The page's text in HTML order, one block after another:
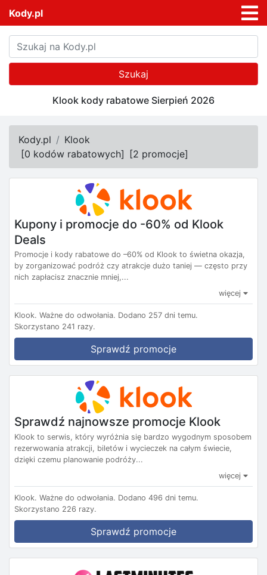
Kody.pl
Szukaj
Klook kody rabatowe Sierpień 2026
Kody.pl
Klook
[0 kodów rabatowych] [2 promocje]
Kupony i promocje do -60% od Klook
Deals
Promocje i kody rabatowe do –60% od Klook to świetna okazja,
by zorganizować podróż czy atrakcje dużo taniej — często przy
nich zapłacisz znacznie mniej,...
więcej
Klook. Ważne do odwołania. Dodano 257 dni temu.
Skorzystano 241 razy.
Sprawdź promocje
Sprawdź najnowsze promocje Klook
Klook to serwis, który wyróżnia się bardzo wygodnym sposobem
rezerwowania atrakcji, biletów i wycieczek na całym świecie,
dzięki czemu planowanie podróży...
więcej
Klook. Ważne do odwołania. Dodano 496 dni temu.
Skorzystano 226 razy.
Sprawdź promocje